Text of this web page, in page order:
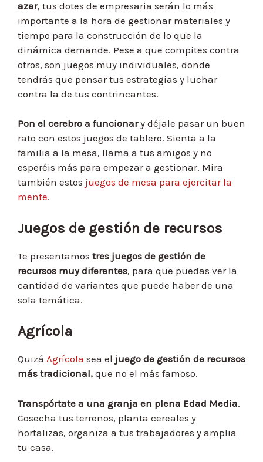
azar, tus dotes de empresaria serán lo más
importante a la hora de gestionar materiales y
tiempo para la construcción de lo que la
dinámica demande. Pese a que compites contra
otros, son juegos muy individuales, donde
tendrás que pensar tus estrategias y luchar
contra la de tus contrincantes.
Pon el cerebro a funcionary déjale pasar un buen
rato con estos juegos de tablero. Sienta a la
familia a la mesa, llama a tus amigos y no
esperéis más para empezar a gestionar. Mira
también estos juegos de mesa para ejercitar la
mente.
Juegos de gestión de recursos
Te presentamos tres juegos de gestión de
recursos muy diferentes, para que puedas ver la
cantidad de variantes que puede haber de una
sola temática.
Agrícola
Quizá Agrícola sea el juego de gestión de recursos
más tradicional, que no el más famoso.
Transpórtate a una granja en plena Edad Media.
Cosecha tus terrenos, planta cereales y
hortalizas, organiza a tus trabajadores y amplia
tu casa.